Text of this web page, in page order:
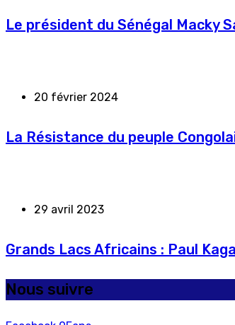
Le président du Sénégal Macky
20 février 2024
La Résistance du peuple
29 avril 2023
Grands Lacs Africains : Paul
Nous suivre